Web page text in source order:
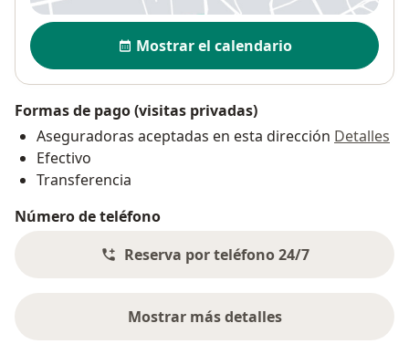
Disponibilidad
Mostrar el calendario
Formas de pago (visitas privadas)
Aseguradoras aceptadas en esta dirección Detalles
Efectivo
Transferencia
Número de teléfono
Reserva por teléfono 24/7
Mostrar más detalles
sobre la dirección